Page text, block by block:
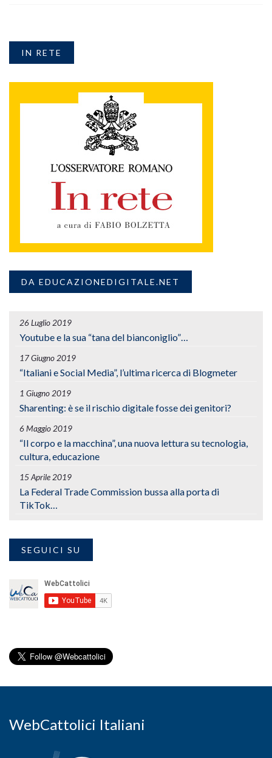
IN RETE
DA EDUCAZIONEDIGITALE.NET
26 Luglio 2019
Youtube e la sua “tana del bianconiglio”…
17 Giugno 2019
“Italiani e Social Media”, l’ultima ricerca di Blogmeter
1 Giugno 2019
Sharenting: è se il rischio digitale fosse dei genitori?
6 Maggio 2019
“Il corpo e la macchina”, una nuova lettura su tecnologia,
cultura, educazione
15 Aprile 2019
La Federal Trade Commission bussa alla porta di
TikTok…
SEGUICI SU
WebCattolici Italiani